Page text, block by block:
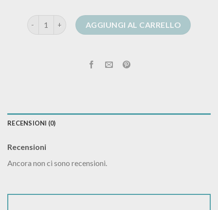
cardigan senza bottoni quantitàAGGIUNGI AL CARRELLO
RECENSIONI (0)
Recensioni
Ancora non ci sono recensioni.